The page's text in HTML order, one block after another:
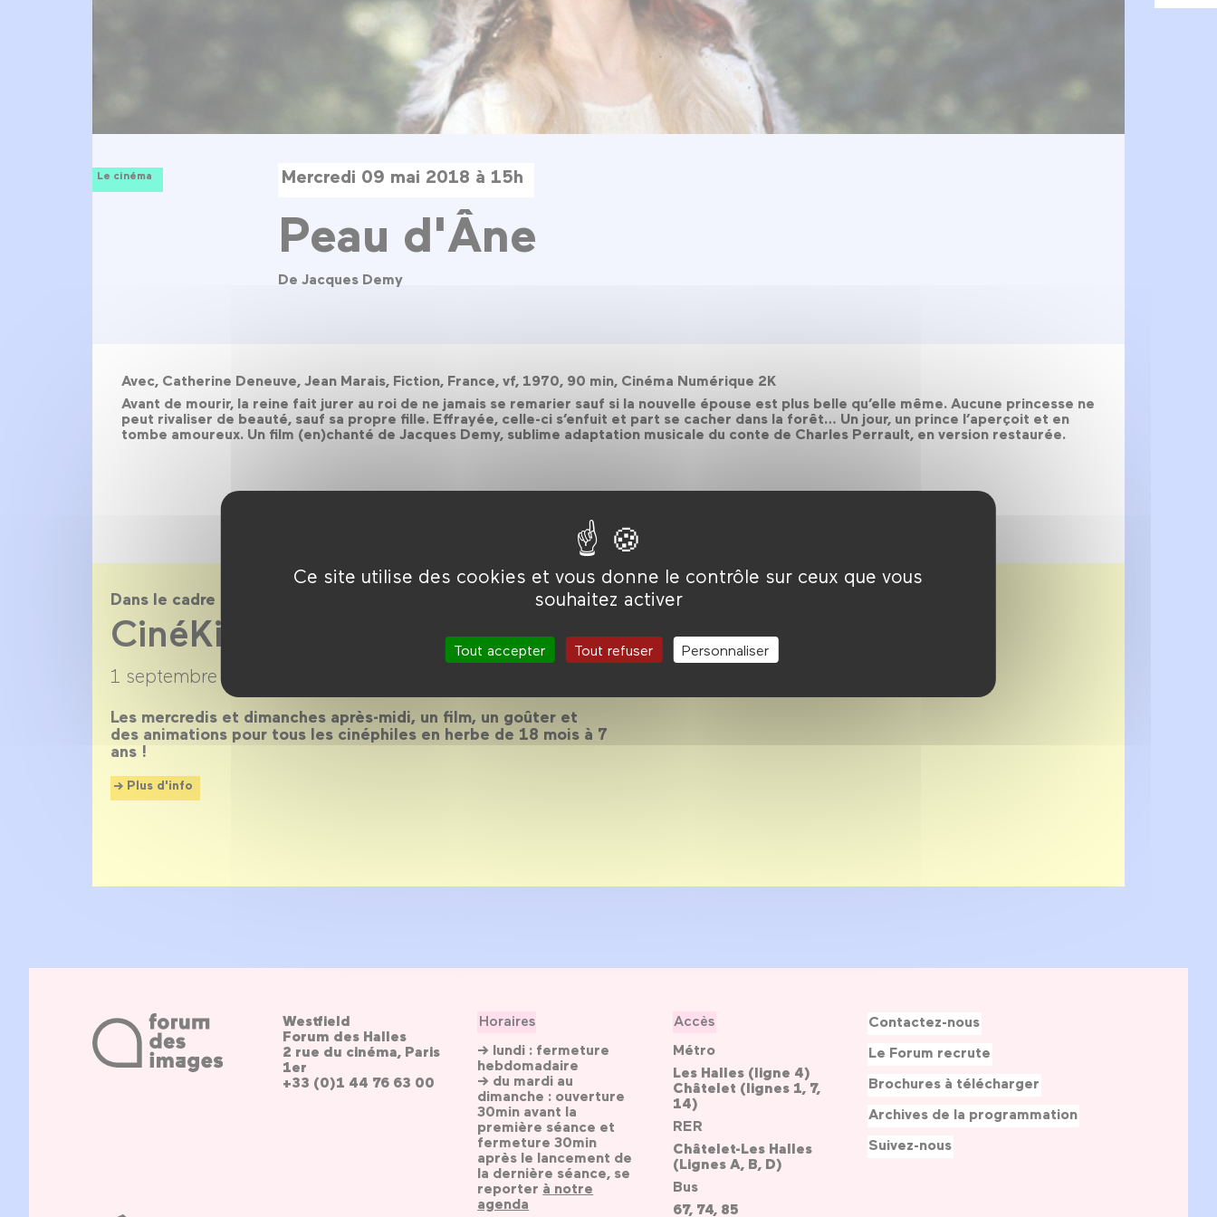
Ce site utilise des cookies et vous donne le contrôle sur ceux que vous
souhaitez activer
Tout accepter Tout refuser Personnaliser
Le cinéma Mercredi 09 mai 2018 à 15h
Peau d'Âne
De Jacques Demy
Avec, Catherine Deneuve, Jean Marais, Fiction, France, vf, 1970, 90 min, Cinéma Numérique 2K
Avant de mourir, la reine fait jurer au roi de ne jamais se remarier sauf si la nouvelle épouse est plus belle qu’elle même. Aucune princesse ne
peut rivaliser de beauté, sauf sa propre fille. Effrayée, celle-ci s’enfuit et part se cacher dans la forêt… Un jour, un prince l’aperçoit et en
tombe amoureux. Un film (en)chanté de Jacques Demy, sublime adaptation musicale du conte de Charles Perrault, en version restaurée.
Dans le cadre de
CinéKids saison 2017-2018
1 septembre 2017 →
Les mercredis et dimanches après-midi, un film, un goûter et
des animations pour tous les cinéphiles en herbe de 18 mois à 7
ans !
Plus d'info
Westfield
Forum des Halles
2 rue du cinéma, Paris
1er
+33 (0)1 44 76 63 00
Horaires
→ lundi : fermeture
hebdomadaire
→ du mardi au
dimanche : ouverture
30min avant la
première séance et
fermeture 30min
après le lancement de
la dernière séance, se
reporter à notre
agenda
Accès
Métro
Les Halles (ligne 4)
Châtelet (lignes 1, 7,
14)
RER
Châtelet-Les Halles
(Lignes A, B, D)
Bus
67, 74, 85
Contactez-nous
Le Forum recrute
Brochures à télécharger
Archives de la programmation
Suivez-nous